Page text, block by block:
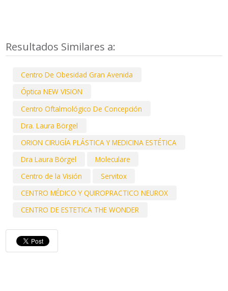
Resultados Similares a:
Centro De Obesidad Gran Avenida
Óptica NEW VISION
Centro Oftalmológico De Concepción
Dra. Laura Börgel
ORION CIRUGÍA PLÁSTICA Y MEDICINA ESTÉTICA
Dra Laura Börgel
Moleculare
Centro de la Visión
Servitox
CENTRO MÉDICO Y QUIROPRACTICO NEUROX
CENTRO DE ESTETICA THE WONDER